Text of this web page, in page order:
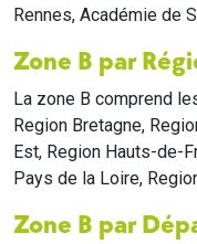
Rennes, Académie de
Zone B par
La zone B comprend
Region Bretagne,
Est, Region Hauts-de-
Pays de la Loire,
Zone B par